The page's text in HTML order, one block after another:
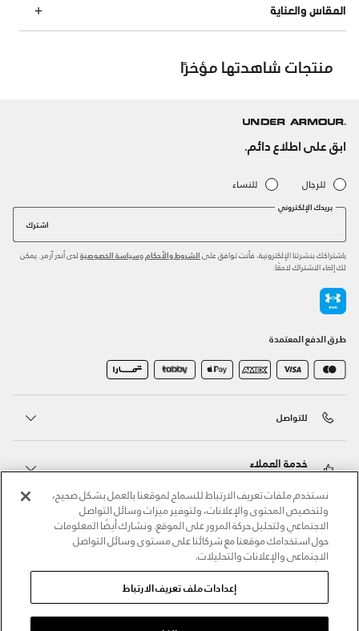
المقاس والعناية
منتجات شاهدتها مؤخرًا
ابق على اطلاع دائم.
للرجال للنساء
بريدك الإلكتروني
اشترك
باشتراكك بنشرتنا الإلكترونية، فأنت توافق على الشروط والأحكام وسياسة الخصوصية لدى أندر آرمر. يمكن
لك إلغاء الاشتراك لاحقًا.
طرق الدفع المعتمدة
للتواصل
خدمة العملاء
حول أندر آرمر
أندر آرمر على الشبكات الاجتماعية
نستخدم ملفات تعريف الارتباط للسماح لموقعنا بالعمل بشكل صحيح،
ولتخصيص المحتوى والإعلانات، ولتوفير ميزات وسائل التواصل
الاجتماعي ولتحليل حركة المرور على الموقع. ونشارك أيضًا المعلومات
حول استخدامك موقعنا مع شركائنا على مستوى وسائل التواصل
الاجتماعي والإعلانات والتحليلات.
إعدادات ملف تعريف الارتباط